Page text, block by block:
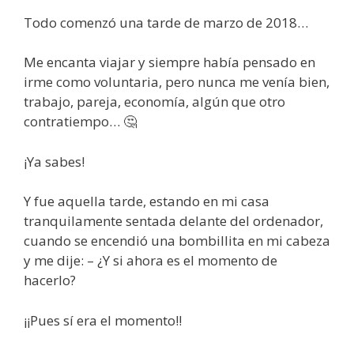
Todo comenzó una tarde de marzo de 2018…
Me encanta viajar y siempre había pensado en
irme como voluntaria, pero nunca me venía bien,
trabajo, pareja, economía, algún que otro
contratiempo… 🤔
¡Ya sabes!
Y fue aquella tarde, estando en mi casa
tranquilamente sentada delante del ordenador,
cuando se encendió una bombillita en mi cabeza
y me dije: – ¿Y si ahora es el momento de
hacerlo?
¡¡Pues sí era el momento!!